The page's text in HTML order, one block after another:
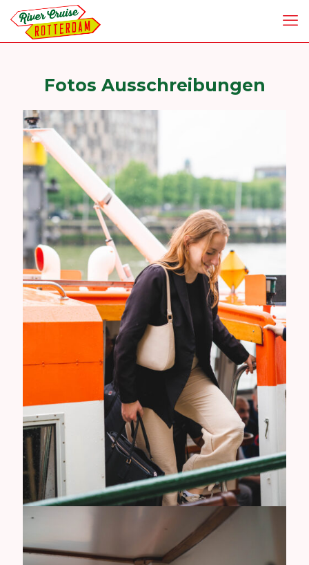
Fotos Ausschreibungen